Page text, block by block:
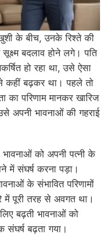
के बीच, उनके रिश्ते की
बदलाव होने लगे। पति
हो रहा था, उसे ऐसा
कहीं बढ़कर था। पहले तो
परिणाम मानकर खारिज
अपनी भावनाओं की गहराई
को अपनी पत्नी के
में संघर्ष करना पड़ा।
के संभावित परिणामों
पूरी तरह से अवगत था।
बढ़ती भावनाओं को
बढ़ता गया।